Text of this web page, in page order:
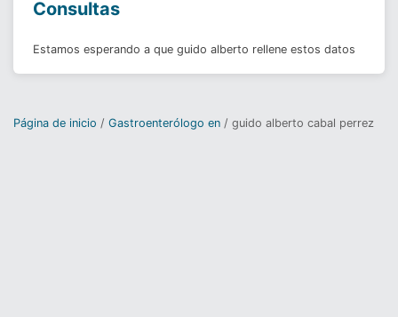
Consultas
Estamos esperando a que guido alberto rellene estos datos
Página de inicio Gastroenterólogo en guido alberto cabal perrez